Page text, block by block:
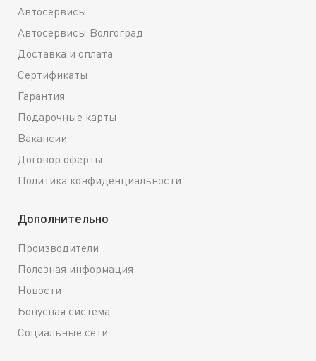
Автосервисы
Автосервисы Волгоград
Доставка и оплата
Сертификаты
Гарантия
Подарочные карты
Вакансии
Договор оферты
Политика конфиденциальности
Дополнительно
Производители
Полезная информация
Новости
Бонусная система
Социальные сети